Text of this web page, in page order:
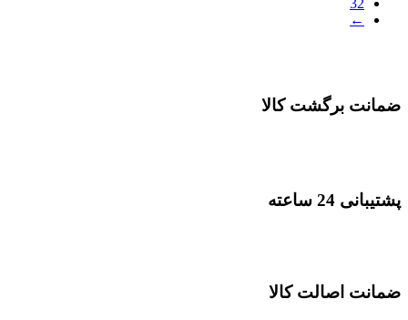
←
ضمانت برگشت کالا
پشتیبانی 24 ساعته
ضمانت اصالت کالا